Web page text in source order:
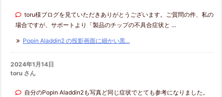
toru様ブログを見ていただきありがとうございます。ご質問の件、私の
場合ですが、サポートより「製品のチップの不具合症状と ...
Popin Aladdin2 の投影画面に細かい黒...
2024年1月14日
toru さん
自分のPopin Aladdin2も写真ど同じ症状でとても参考になりました。